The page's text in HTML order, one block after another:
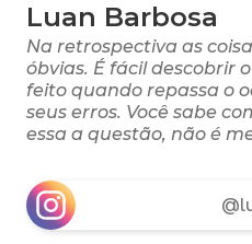
Luan Barbosa
Na retrospectiva as
óbvias. É fácil descobrir
feito quando repassa o
seus erros. Você sabe
essa a questão, não é